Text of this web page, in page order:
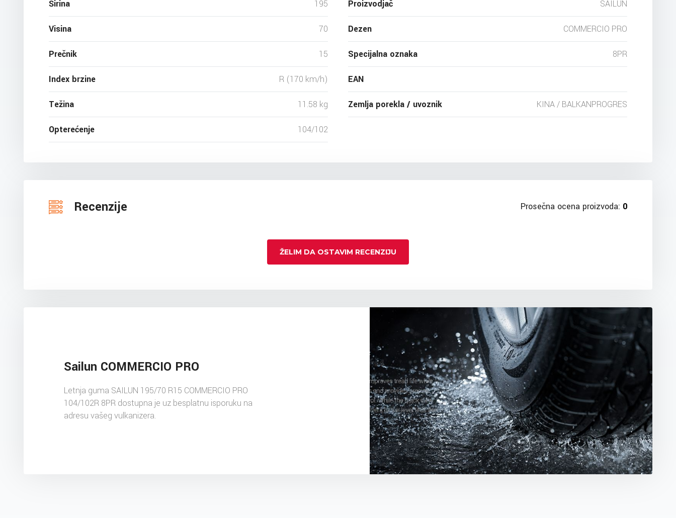
Širina 195
Visina 70
Prečnik 15
Index brzine R (170 km/h)
Težina 11.58 kg
Opterećenje 104/102
Proizvodjač SAILUN
Dezen COMMERCIO PRO
Specijalna oznaka 8PR
EAN
Zemlja porekla / uvoznik KINA / BALKANPROGRES
Recenzije Prosečna ocena proizvoda: 0
ŽELIM DA OSTAVIM RECENZIJU
Sailun COMMERCIO PRO
Letnja guma SAILUN 195/70 R15 COMMERCIO PRO
104/102R 8PR dostupna je uz besplatnu isporuku na
adresu vašeg vulkanizera.